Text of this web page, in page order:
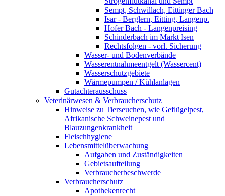
Sempt, Schwillach, Eittinger Bach
Isar - Berglern, Eitting, Langenp.
Hofer Bach - Langenpreising
Schinderbach im Markt Isen
Rechtsfolgen - vorl. Sicherung
Wasser- und Bodenverbände
Wasserentnahmeentgelt (Wassercent)
Wasserschutzgebiete
Wärmepumpen / Kühlanlagen
Gutachterausschuss
Veterinärwesen & Verbraucherschutz
Hinweise zu Tierseuchen, wie Geflügelpest,
Afrikanische Schweinepest und
Blauzungenkrankheit
Fleischhygiene
Lebensmittelüberwachung
Aufgaben und Zuständigkeiten
Gebietsaufteilung
Verbraucherbeschwerde
Verbraucherschutz
Apothekenrecht